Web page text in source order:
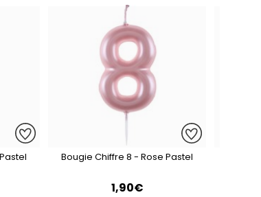
Bougie Chiffre 8 - Rose Pastel
1,90€